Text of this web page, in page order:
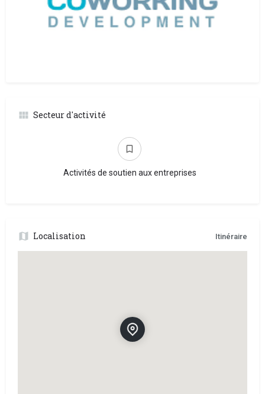
Secteur d'activité
Activités de soutien aux entreprises
Localisation Itinéraire